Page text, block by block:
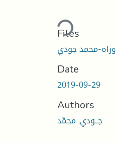
Loading...
Files
Date
2019-09-29
Authors
جــودي, محمّد